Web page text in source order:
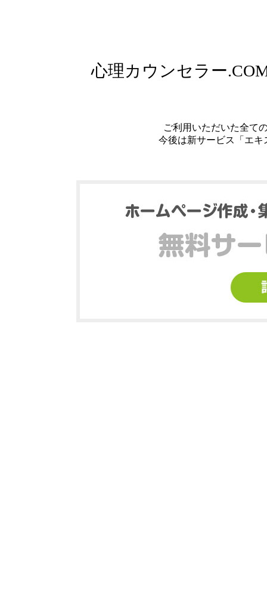
心理カウンセラー
ご利用いただいた全て
今後は新サービス「エ